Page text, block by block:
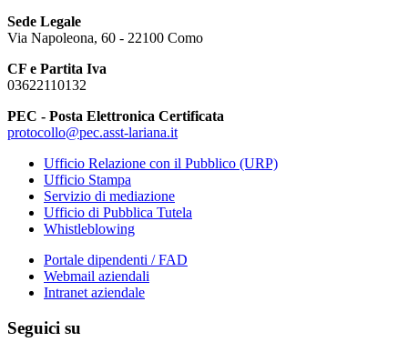
Sede Legale
Via Napoleona, 60 - 22100 Como
CF e Partita Iva
03622110132
PEC - Posta Elettronica Certificata
protocollo@pec.asst-lariana.it
Ufficio Relazione con il Pubblico (URP)
Ufficio Stampa
Servizio di mediazione
Ufficio di Pubblica Tutela
Whistleblowing
Portale dipendenti / FAD
Webmail aziendali
Intranet aziendale
Seguici su